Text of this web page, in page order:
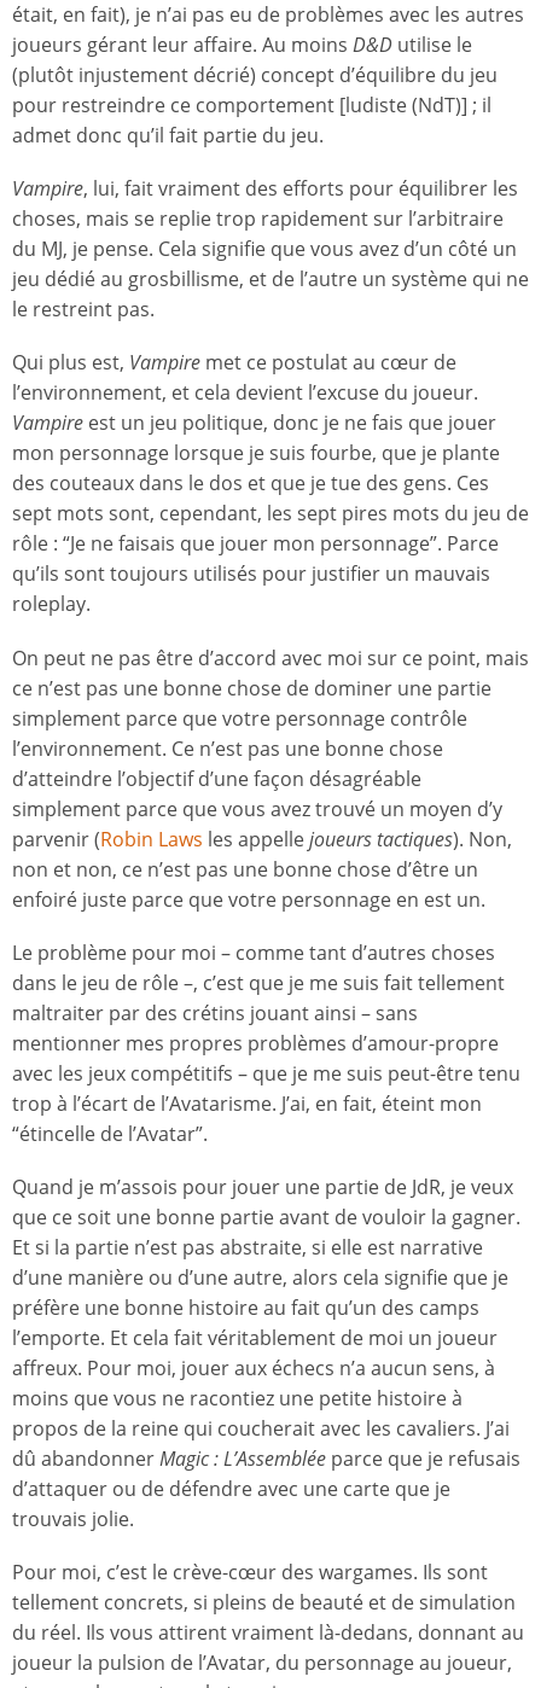
était, en fait), je n’ai pas eu de problèmes avec les autres
joueurs gérant leur affaire. Au moins D&D utilise le
(plutôt injustement décrié) concept d’équilibre du jeu
pour restreindre ce comportement [ludiste (NdT)] ; il
admet donc qu’il fait partie du jeu.
Vampire, lui, fait vraiment des efforts pour équilibrer les
choses, mais se replie trop rapidement sur l’arbitraire
du MJ, je pense. Cela signifie que vous avez d’un côté un
jeu dédié au grosbillisme, et de l’autre un système qui ne
le restreint pas.
Qui plus est, Vampire met ce postulat au cœur de
l’environnement, et cela devient l’excuse du joueur.
Vampire est un jeu politique, donc je ne fais que jouer
mon personnage lorsque je suis fourbe, que je plante
des couteaux dans le dos et que je tue des gens. Ces
sept mots sont, cependant, les sept pires mots du jeu de
rôle : “Je ne faisais que jouer mon personnage”. Parce
qu’ils sont toujours utilisés pour justifier un mauvais
roleplay.
On peut ne pas être d’accord avec moi sur ce point, mais
ce n’est pas une bonne chose de dominer une partie
simplement parce que votre personnage contrôle
l’environnement. Ce n’est pas une bonne chose
d’atteindre l’objectif d’une façon désagréable
simplement parce que vous avez trouvé un moyen d’y
parvenir (Robin Laws les appellejoueurs tactiques). Non,
non et non, ce n’est pas une bonne chose d’être un
enfoiré juste parce que votre personnage en est un.
Le problème pour moi – comme tant d’autres choses
dans le jeu de rôle –, c’est que je me suis fait tellement
maltraiter par des crétins jouant ainsi – sans
mentionner mes propres problèmes d’amour-propre
avec les jeux compétitifs – que je me suis peut-être tenu
trop à l’écart de l’Avatarisme. J’ai, en fait, éteint mon
“étincelle de l’Avatar”.
Quand je m’assois pour jouer une partie de JdR, je veux
que ce soit une bonne partie avant de vouloir la gagner.
Et si la partie n’est pas abstraite, si elle est narrative
d’une manière ou d’une autre, alors cela signifie que je
préfère une bonne histoire au fait qu’un des camps
l’emporte. Et cela fait véritablement de moi un joueur
affreux. Pour moi, jouer aux échecs n’a aucun sens, à
moins que vous ne racontiez une petite histoire à
propos de la reine qui coucherait avec les cavaliers. J’ai
dû abandonnerMagic : L’Assemblée parce que je refusais
d’attaquer ou de défendre avec une carte que je
trouvais jolie.
Pour moi, c’est le crève-cœur des wargames. Ils sont
tellement concrets, si pleins de beauté et de simulation
du réel. Ils vous attirent vraiment là-dedans, donnant au
joueur la pulsion de l’Avatar, du personnage au joueur,